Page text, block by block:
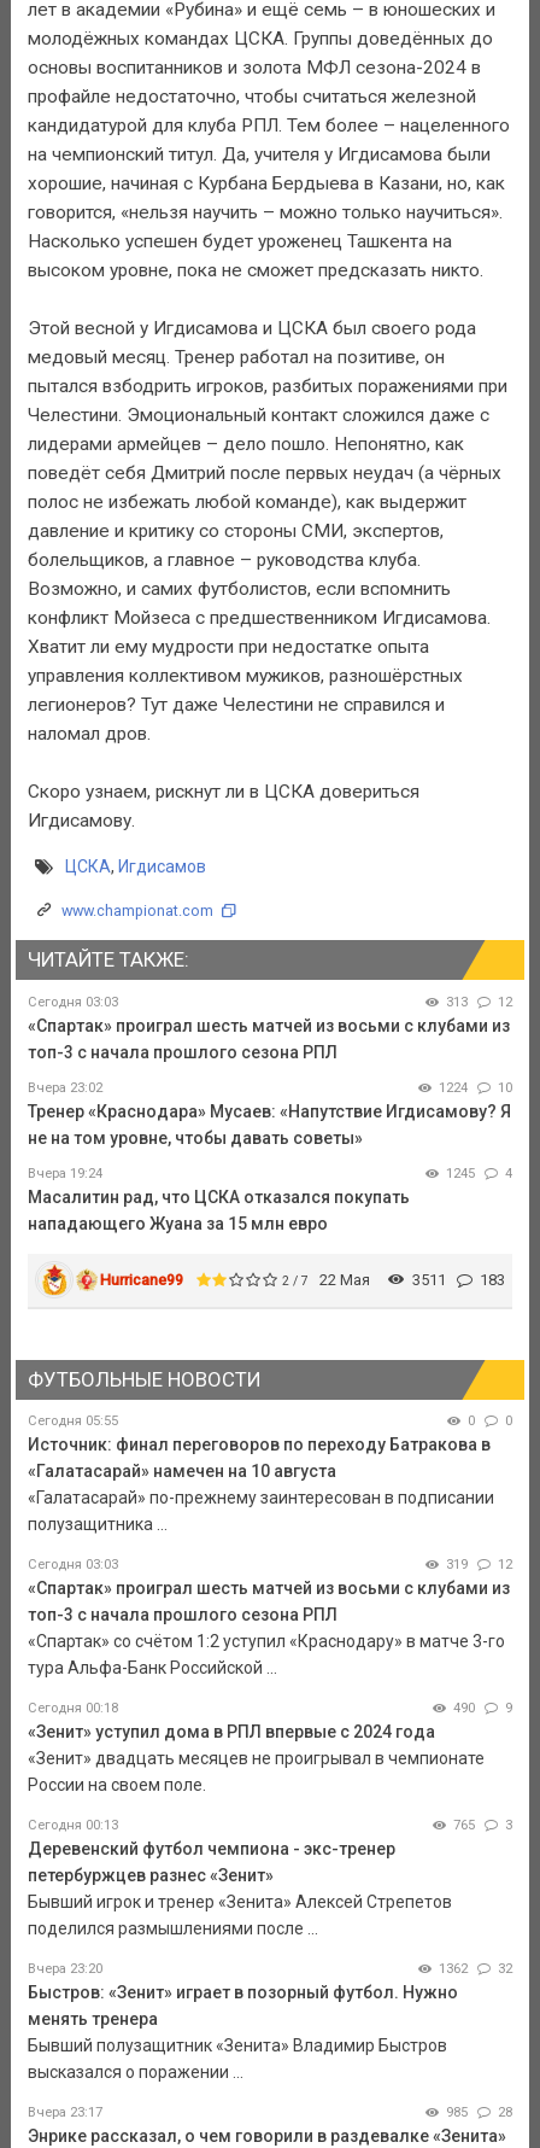
лет в академии «Рубина» и ещё семь – в юношеских и
молодёжных командах ЦСКА. Группы доведённых до
основы воспитанников и золота МФЛ сезона-2024 в
профайле недостаточно, чтобы считаться железной
кандидатурой для клуба РПЛ. Тем более – нацеленного
на чемпионский титул. Да, учителя у Игдисамова были
хорошие, начиная с Курбана Бердыева в Казани, но, как
говорится, «нельзя научить – можно только научиться».
Насколько успешен будет уроженец Ташкента на
высоком уровне, пока не сможет предсказать никто.
Этой весной у Игдисамова и ЦСКА был своего рода
медовый месяц. Тренер работал на позитиве, он
пытался взбодрить игроков, разбитых поражениями при
Челестини. Эмоциональный контакт сложился даже с
лидерами армейцев – дело пошло. Непонятно, как
поведёт себя Дмитрий после первых неудач (а чёрных
полос не избежать любой команде), как выдержит
давление и критику со стороны СМИ, экспертов,
болельщиков, а главное – руководства клуба.
Возможно, и самих футболистов, если вспомнить
конфликт Мойзеса с предшественником Игдисамова.
Хватит ли ему мудрости при недостатке опыта
управления коллективом мужиков, разношёрстных
легионеров? Тут даже Челестини не справился и
наломал дров.
Скоро узнаем, рискнут ли в ЦСКА довериться
Игдисамову.
ЦСКА, Игдисамов
www.championat.com
ЧИТАЙТЕ ТАКЖЕ:
Сегодня 03:03 313 12
«Спартак» проиграл шесть матчей из восьми с клубами из
топ-3 с начала прошлого сезона РПЛ
Вчера 23:02 1224 10
Тренер «Краснодара» Мусаев: «Напутствие Игдисамову? Я
не на том уровне, чтобы давать советы»
Вчера 19:24 1245 4
Масалитин рад, что ЦСКА отказался покупать
нападающего Жуана за 15 млн евро
Hurricane99 2 / 7 22 Мая 3511 183
ФУТБОЛЬНЫЕ НОВОСТИ
Сегодня 05:55 0 0
Источник: финал переговоров по переходу Батракова в
«Галатасарай» намечен на 10 августа
«Галатасарай» по-прежнему заинтересован в подписании
полузащитника ...
Сегодня 03:03 319 12
«Спартак» проиграл шесть матчей из восьми с клубами из
топ-3 с начала прошлого сезона РПЛ
«Спартак» со счётом 1:2 уступил «Краснодару» в матче 3-го
тура Альфа-Банк Российской ...
Сегодня 00:18 490 9
«Зенит» уступил дома в РПЛ впервые с 2024 года
«Зенит» двадцать месяцев не проигрывал в чемпионате
России на своем поле.
Сегодня 00:13 765 3
Деревенский футбол чемпиона - экс-тренер
петербуржцев разнес «Зенит»
Бывший игрок и тренер «Зенита» Алексей Стрепетов
поделился размышлениями после ...
Вчера 23:20 1362 32
Быстров: «Зенит» играет в позорный футбол. Нужно
менять тренера
Бывший полузащитник «Зенита» Владимир Быстров
высказался о поражении ...
Вчера 23:17 985 28
Энрике рассказал, о чем говорили в раздевалке «Зенита»